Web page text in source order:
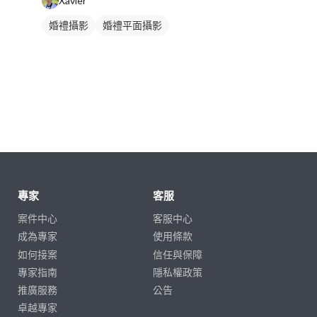
婚禮攝影 婚禮平面攝影
專家
案件中心
成為專家
如何接案
專家指南
推廣服務
卓越專家
客服
客服中心
使用條款
信任與保障
隱私權政策
公告